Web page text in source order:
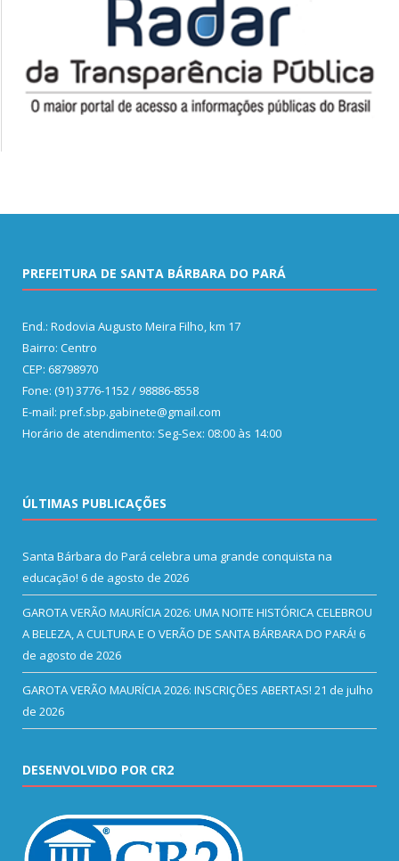
PREFEITURA DE SANTA BÁRBARA DO PARÁ
End.: Rodovia Augusto Meira Filho, km 17
Bairro: Centro
CEP: 68798970
Fone: (91) 3776-1152 / 98886-8558
E-mail: pref.sbp.gabinete@gmail.com
Horário de atendimento: Seg-Sex: 08:00 às 14:00
ÚLTIMAS PUBLICAÇÕES
Santa Bárbara do Pará celebra uma grande conquista na
educação! 6 de agosto de 2026
GAROTA VERÃO MAURÍCIA 2026: UMA NOITE HISTÓRICA CELEBROU
A BELEZA, A CULTURA E O VERÃO DE SANTA BÁRBARA DO PARÁ! 6
de agosto de 2026
GAROTA VERÃO MAURÍCIA 2026: INSCRIÇÕES ABERTAS! 21 de julho
de 2026
DESENVOLVIDO POR CR2